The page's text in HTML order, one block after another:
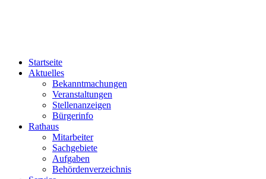
Startseite
Aktuelles
Bekanntmachungen
Veranstaltungen
Stellenanzeigen
Bürgerinfo
Rathaus
Mitarbeiter
Sachgebiete
Aufgaben
Behördenverzeichnis